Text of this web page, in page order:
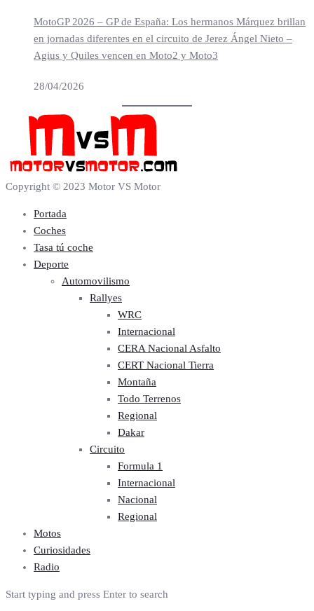
MotoGP 2026 – GP de España: Los hermanos Márquez brillan
en jornadas diferentes en el circuito de Jerez Ángel Nieto –
Agius y Quiles vencen en Moto2 y Moto3
28/04/2026
Copyright © 2023 Motor VS Motor
Portada
Coches
Tasa tú coche
Deporte
Automovilismo
Rallyes
WRC
Internacional
CERA Nacional Asfalto
CERT Nacional Tierra
Montaña
Todo Terrenos
Regional
Dakar
Circuito
Formula 1
Internacional
Nacional
Regional
Motos
Curiosidades
Radio
Start typing and press Enter to search